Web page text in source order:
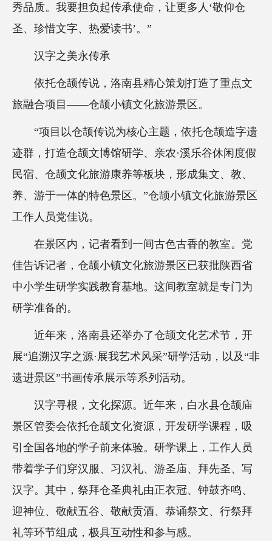
秀品质。我要担负起传承使命，让更多人‘敬仰仓
圣、珍惜文字、热爱读书’。”
汉字之美永传承
依托仓颉传说，洛南县精心策划打造了重点文
旅融合项目——仓颉小镇文化旅游景区。
“项目以仓颉传说为核心主题，依托仓颉造字遗
迹群，打造仓颉文博馆研学、亲农·溪乐谷休闲度假
民宿、仓颉文化旅游康养等板块，形成集文、教、
养、游于一体的特色景区。”仓颉小镇文化旅游景区
工作人员党佳说。
在景区内，记者看到一间古色古香的教室。党
佳告诉记者，仓颉小镇文化旅游景区已获批陕西省
中小学生研学实践教育基地。这间教室就是专门为
研学准备的。
近年来，洛南县还举办了仓颉文化艺术节，开
展“追溯汉字之源·展我艺术风采”研学活动，以及“非
遗进景区”书画传承展示等系列活动。
汉字寻根，文化探源。近年来，白水县仓颉庙
景区管委会依托仓颉文化资源，开发研学课程，吸
引全国各地的学子前来体验。研学课上，工作人员
带着学子们穿汉服、习汉礼、游圣庙、拜先圣、写
汉字。其中，祭拜仓圣典礼由正衣冠、钟鼓齐鸣、
迎神位、敬献五谷、敬献贡酒、恭诵祭文、行祭拜
礼等环节组成，极具互动性和参与感。